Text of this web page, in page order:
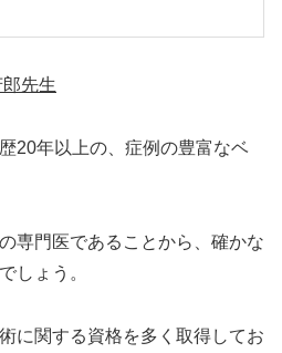
先生
20年以上の、症例の豊富なベ
専門医であることから、確かな
しょう。
に関する資格を多く取得してお